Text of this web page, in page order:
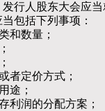
人股东大会应当
包括下列事项：
数量；
定价方式；
途；
润的分配方案；